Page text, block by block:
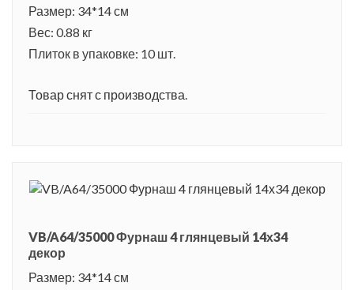
Размер: 34*14 см
Вес: 0.88 кг
Плиток в упаковке: 10 шт.
Товар снят с производства.
VB/A64/35000 Фурнаш 4 глянцевый 14х34
декор
Размер: 34*14 см